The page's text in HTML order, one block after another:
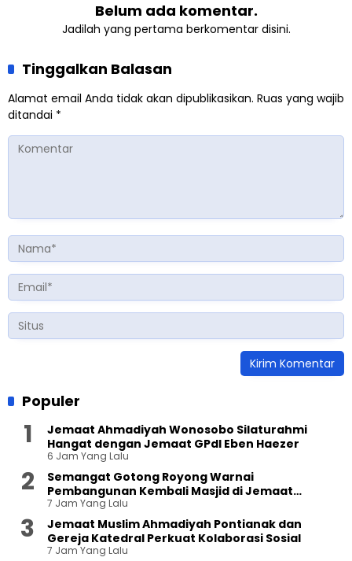
Belum ada komentar.
Jadilah yang pertama berkomentar disini.
Tinggalkan Balasan
Alamat email Anda tidak akan dipublikasikan. Ruas yang wajib
ditandai *
Populer
Jemaat Ahmadiyah Wonosobo Silaturahmi
Hangat dengan Jemaat GPdI Eben Haezer
6 Jam Yang Lalu
Semangat Gotong Royong Warnai
Pembangunan Kembali Masjid di Jemaat
Ahmadiyah Sukapura
7 Jam Yang Lalu
Jemaat Muslim Ahmadiyah Pontianak dan
Gereja Katedral Perkuat Kolaborasi Sosial
7 Jam Yang Lalu